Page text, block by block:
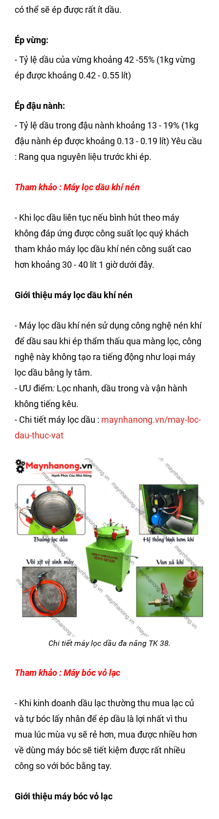
có thể sẽ ép được rất ít dầu.
Ép vừng:
- Tỷ lệ dầu của vừng khoảng 42 -55% (1kg vừng
ép được khoảng 0.42 - 0.55 lít)
Ép đậu nành:
- Tỷ lệ dầu trong đậu nành khoảng 13 - 19% (1kg
đậu nành ép được khoảng 0.13 - 0.19 lít) Yêu cầu
: Rang qua nguyên liệu trước khi ép.
Tham khảo : Máy lọc dầu khí nén
- Khi lọc dầu liên tục nếu bình hút theo máy
không đáp ứng được công suất lọc quý khách
tham khảo máy lọc dầu khí nén công suất cao
hơn khoảng 30 - 40 lít 1 giờ dưới đây.
Giới thiệu máy lọc dầu khí nén
- Máy lọc dầu khí nén sử dụng công nghệ nén khí
để dầu sau khi ép thẩm thấu qua màng lọc, công
nghệ này không tạo ra tiếng động như loại máy
lọc dầu bằng ly tâm.
- ƯU điểm: Lọc nhanh, dầu trong và vận hành
không tiếng kêu.
- Chi tiết máy lọc dầu : maynhanong.vn/may-loc-
dau-thuc-vat
Chi tiết máy lọc dầu đa năng TK 38.
Tham khảo : Máy bóc vỏ lạc
- Khi kinh doanh dầu lạc thường thu mua lạc củ
và tự bóc lấy nhân để ép dầu là lợi nhất vì thu
mua lúc mùa vụ sẽ rẻ hơn, mua được nhiều hơn
về dùng máy bóc sẽ tiết kiệm được rất nhiều
công so với bóc bằng tay.
Giới thiệu máy bóc vỏ lạc